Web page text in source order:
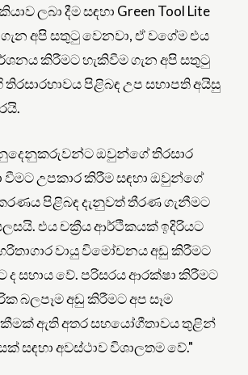
ලබා දීම සඳහා Green Tool Lite
අපි සතුටු වෙනවා, ඒ වගේම එය
කිරීමට හැකිවීම ගැන අපි සතුටු
තිරසාරභාවය පිළිබඳ උප සභාපති අයිසු
ඔවුන්ගේ තිරසාර
වීමට උපකාර කිරීම සඳහා ඔවුන්ගේ
පිළිබඳ දැනුවත් තීරණ ගැනීමට
එය චක්‍රීය ආර්ථිකයක් ඉදිරියට
වායු විමෝචනය අඩු කිරීමට
ද සහාය වේ. පරිසරය ආරක්ෂා කිරීමට
බලපෑම අඩු කිරීමට අප සෑම
ඇති අතර සහයෝගීතාවය තුළින්
සඳහා අවස්ථාව විශාලතම වේ."